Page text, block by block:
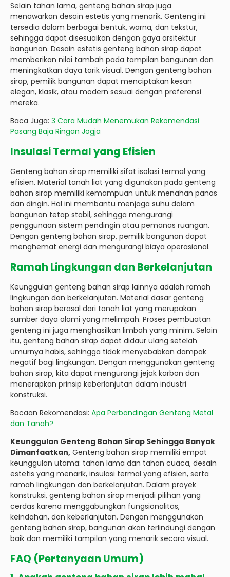
Selain tahan lama, genteng bahan sirap juga
menawarkan desain estetis yang menarik. Genteng ini
tersedia dalam berbagai bentuk, warna, dan tekstur,
sehingga dapat disesuaikan dengan gaya arsitektur
bangunan. Desain estetis genteng bahan sirap dapat
memberikan nilai tambah pada tampilan bangunan dan
meningkatkan daya tarik visual. Dengan genteng bahan
sirap, pemilik bangunan dapat menciptakan kesan
elegan, klasik, atau modern sesuai dengan preferensi
mereka.
Baca Juga: 3 Cara Mudah Menemukan Rekomendasi
Pasang Baja Ringan Jogja
Insulasi Termal yang Efisien
Genteng bahan sirap memiliki sifat isolasi termal yang
efisien. Material tanah liat yang digunakan pada genteng
bahan sirap memiliki kemampuan untuk menahan panas
dan dingin. Hal ini membantu menjaga suhu dalam
bangunan tetap stabil, sehingga mengurangi
penggunaan sistem pendingin atau pemanas ruangan.
Dengan genteng bahan sirap, pemilik bangunan dapat
menghemat energi dan mengurangi biaya operasional.
Ramah Lingkungan dan Berkelanjutan
Keunggulan genteng bahan sirap lainnya adalah ramah
lingkungan dan berkelanjutan. Material dasar genteng
bahan sirap berasal dari tanah liat yang merupakan
sumber daya alami yang melimpah. Proses pembuatan
genteng ini juga menghasilkan limbah yang minim. Selain
itu, genteng bahan sirap dapat didaur ulang setelah
umurnya habis, sehingga tidak menyebabkan dampak
negatif bagi lingkungan. Dengan menggunakan genteng
bahan sirap, kita dapat mengurangi jejak karbon dan
menerapkan prinsip keberlanjutan dalam industri
konstruksi.
Bacaan Rekomendasi: Apa Perbandingan Genteng Metal
dan Tanah?
Keunggulan Genteng Bahan Sirap Sehingga Banyak
Dimanfaatkan, Genteng bahan sirap memiliki empat
keunggulan utama: tahan lama dan tahan cuaca, desain
estetis yang menarik, insulasi termal yang efisien, serta
ramah lingkungan dan berkelanjutan. Dalam proyek
konstruksi, genteng bahan sirap menjadi pilihan yang
cerdas karena menggabungkan fungsionalitas,
keindahan, dan keberlanjutan. Dengan menggunakan
genteng bahan sirap, bangunan akan terlindungi dengan
baik dan memiliki tampilan yang menarik secara visual.
FAQ (Pertanyaan Umum)